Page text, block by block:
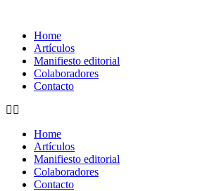
Home
Artículos
Manifiesto editorial
Colaboradores
Contacto
Home
Artículos
Manifiesto editorial
Colaboradores
Contacto